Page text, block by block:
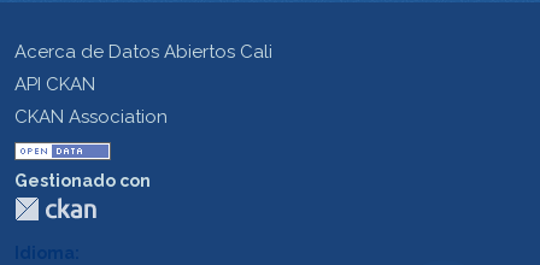
Acerca de Datos Abiertos Cali
API CKAN
CKAN Association
Gestionado con